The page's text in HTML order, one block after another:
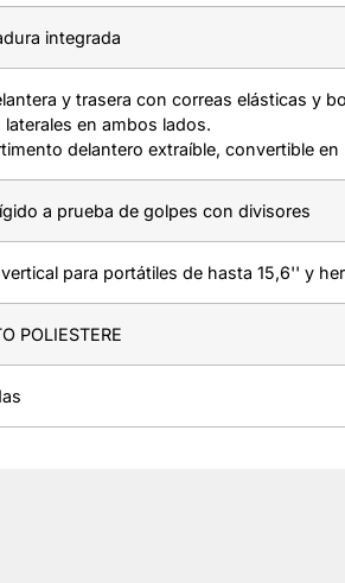
integrada
y trasera con correas elásticas y
laterales en ambos lados.
delantero extraíble, convertible en
a prueba de golpes con divisores
para portátiles de hasta 15,6'' y
POLIESTERE